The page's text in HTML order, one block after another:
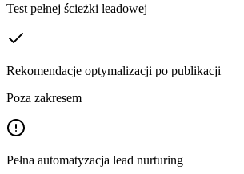
Test pełnej ścieżki leadowej
Rekomendacje optymalizacji po publikacji
Poza zakresem
Pełna automatyzacja lead nurturing